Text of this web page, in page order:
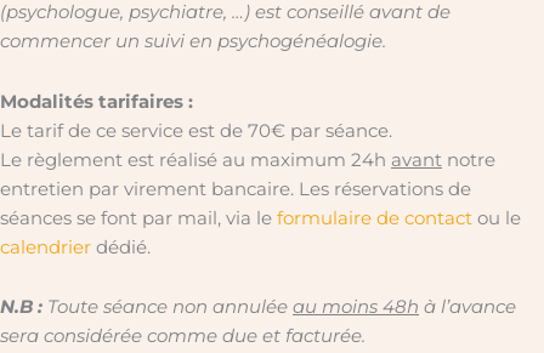
(psychologue, psychiatre, …) est conseillé avant de
commencer un suivi en psychogénéalogie.
Modalités tarifaires :
Le tarif de ce service est de 70€ par séance.
Le règlement est réalisé au maximum 24h avant notre
entretien par virement bancaire. Les réservations de
séances se font par mail, via le formulaire de contact ou le
calendrier dédié.
N.B : Toute séance non annulée au moins 48h à l’avance
sera considérée comme due et facturée.